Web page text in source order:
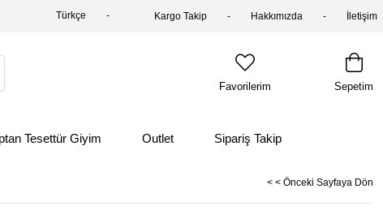
Kargo Takip Hakkımızda İletişim
Türkçe
Sepetim
Favorilerim
Tesettür Giyim Outlet Sipariş Takip
< < Önceki Sayfaya Dön